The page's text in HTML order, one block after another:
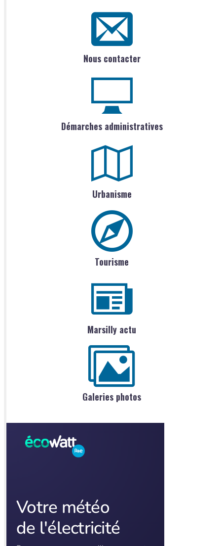
Nous contacter
Démarches administratives
Urbanisme
Tourisme
Marsilly actu
Galeries photos